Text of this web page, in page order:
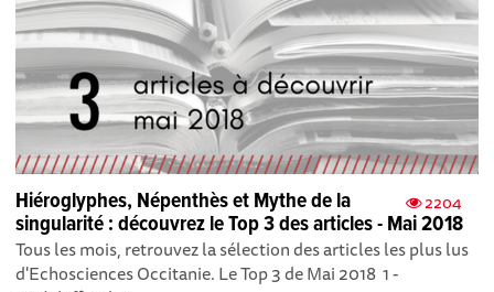
2204
Hiéroglyphes, Népenthès et Mythe de la
singularité : découvrez le Top 3 des articles - Mai 2018
Tous les mois, retrouvez la sélection des articles les plus lus
d'Echosciences Occitanie. Le Top 3 de Mai 2018 1 -